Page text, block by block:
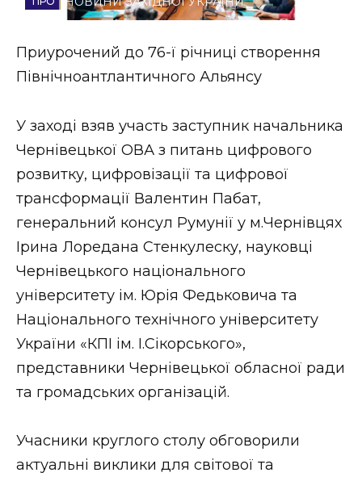
ЗАКАРПАТСЬКІ НОВИНИ
НОВИНИ ЗАХІДНОЇ УКРАЇНИ
ФОТО
ВІДЕО
Приурочений до 76-ї річниці створення
Північноантлантичного Альянсу
У заході взяв участь заступник начальника
Чернівецької ОВА з питань цифрового
розвитку, цифровізації та цифрової
трансформації Валентин Пабат,
генеральний консул Румунії у м.Чернівцях
Ірина Лоредана Стенкулеску, науковці
Чернівецького національного
університету ім. Юрія Федьковича та
Національного технічного університету
України «КПІ ім. І.Сікорського»,
представники Чернівецької обласної ради
та громадських організацій.
Учасники круглого столу обговорили
актуальні виклики для світової та